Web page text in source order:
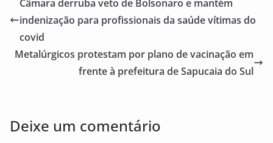
b
o
Câmara derruba veto de Bolsonaro e mantém
indenização para profissionais da saúde vítimas do
covid
Metalúrgicos protestam por plano de vacinação em
frente à prefeitura de Sapucaia do Sul
Deixe um comentário